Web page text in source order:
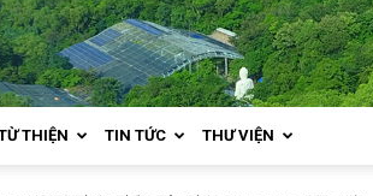
THIỆN TIN TỨC THƯ VIỆN